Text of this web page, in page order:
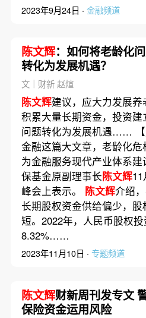
2023年9月24日 · 金融频道
陈文辉：如何将老龄化
转化为发展机遇？
文｜财新 赵煊
陈文辉建议，应大力发展养
积累大量长期资金，投资
问题转化为发展机遇…… 【
金融这篇大文章，老龄化危
为金融服务现代产业体系建
保基金原副理事长陈文辉11
峰会上表示。 陈文辉介绍
长期股权资金供给偏少，
短。2022年，人民币股权
8.32%……
2023年11月10日 · 专题频道
陈文辉财新周刊发专文
保险资金运用风险